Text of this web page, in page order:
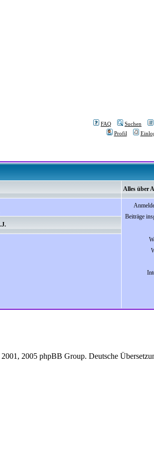
FAQ Suchen
Profil
Alles über
Beiträge
2005 phpBB Group. Deutsche